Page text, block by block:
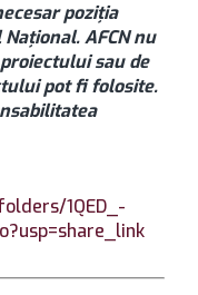
poziția
AFCN nu
sau de
pot fi folosite.
1QED_-